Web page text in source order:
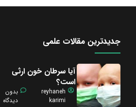
جدیدترین مقالات علمی
آیا سرطان خون ارثی
است؟
reyhaneh
karimi
بدون
دیدگاه